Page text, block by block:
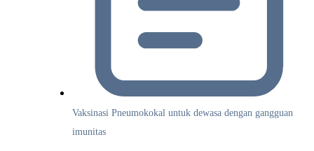
Vaksinasi Pneumokokal untuk dewasa dengan gangguan
imunitas